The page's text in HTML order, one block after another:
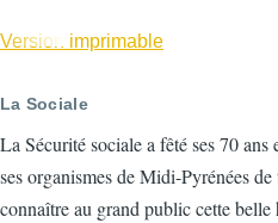
d'Ariane
Version imprimable
La Sociale
La Sécurité sociale a fêté ses 70
ses organismes de Midi-Pyrénées
connaître au grand public cette